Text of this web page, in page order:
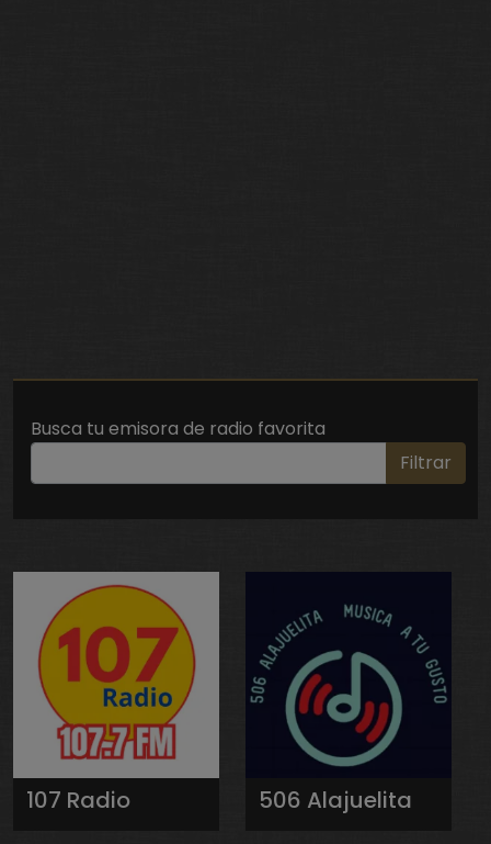
Busca tu emisora de radio favorita
Filtrar
107 Radio 506 Alajuelita